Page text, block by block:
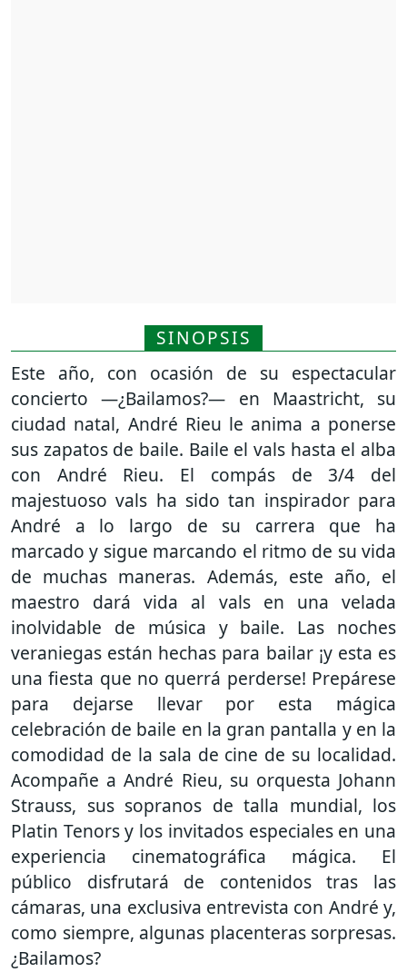
SINOPSIS
Este año, con ocasión de su espectacular
concierto —¿Bailamos?— en Maastricht, su
ciudad natal, André Rieu le anima a ponerse
sus zapatos de baile. Baile el vals hasta el alba
con André Rieu. El compás de 3/4 del
majestuoso vals ha sido tan inspirador para
André a lo largo de su carrera que ha
marcado y sigue marcando el ritmo de su vida
de muchas maneras. Además, este año, el
maestro dará vida al vals en una velada
inolvidable de música y baile. Las noches
veraniegas están hechas para bailar ¡y esta es
una fiesta que no querrá perderse! Prepárese
para dejarse llevar por esta mágica
celebración de baile en la gran pantalla y en la
comodidad de la sala de cine de su localidad.
Acompañe a André Rieu, su orquesta Johann
Strauss, sus sopranos de talla mundial, los
Platin Tenors y los invitados especiales en una
experiencia cinematográfica mágica. El
público disfrutará de contenidos tras las
cámaras, una exclusiva entrevista con André y,
como siempre, algunas placenteras sorpresas.
¿Bailamos?